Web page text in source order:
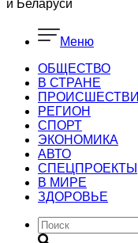
и Беларуси
Меню
ОБЩЕСТВО
В СТРАНЕ
РЕГИОН
CПОРТ
ЭКОНОМИКА
АВТО
СПЕЦПРОЕКТЫ
В МИРЕ
ЗДОРОВЬЕ